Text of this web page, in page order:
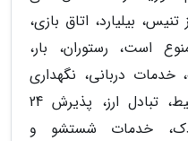
بیلیارد، اتاق بازی،
است، رستوران، بار،
خدمات دربانی، نگهداری
چمدان، خدمات تور و بلیط، تبادل ارز، پذیرش 24
خدمات شستشو و